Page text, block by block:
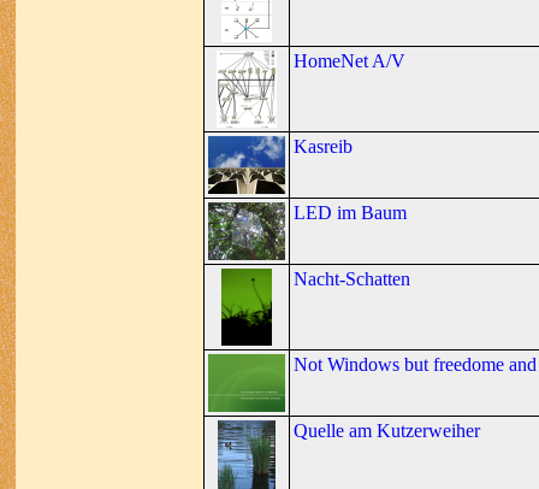
HomeNet A/V
Kasreib
LED im Baum
Nacht-Schatten
Not Windows but freedome and
Quelle am Kutzerweiher